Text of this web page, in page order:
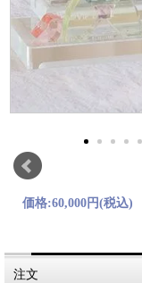
価格:60,000円(税込)
注文